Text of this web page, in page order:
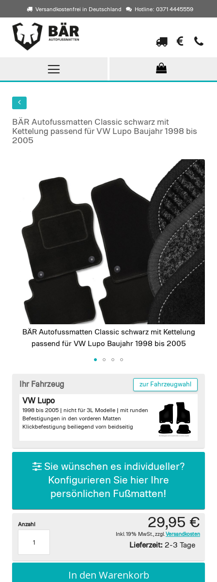
Versandkostenfrei in Deutschland Hotline: 0371 4445559
Direkt
zum
Inhalt
BÄR Autofussmatten Classic schwarz mit
Kettelung passend für VW Lupo Baujahr 1998 bis
2005
images
gallery
BÄR Autofussmatten Classic schwarz mit Kettelung
passend für VW Lupo Baujahr 1998 bis 2005
beginning
gallery
Ihr Fahrzeug zur Fahrzeugwahl
VW Lupo
1998 bis 2005 | nicht für 3L Modelle | mit runden
Befestigungen in den vorderen Matten
Klickbefestigung beiliegend vorn beidseitig
Sie wünschen es individueller?
Konfigurieren Sie hier Ihre
persönlichen Fußmatten!
29,95 €
Inkl. 19% MwSt. zzgl. Versandkosten
Lieferzeit: 2-3 Tage
Anzahl
In den Warenkorb